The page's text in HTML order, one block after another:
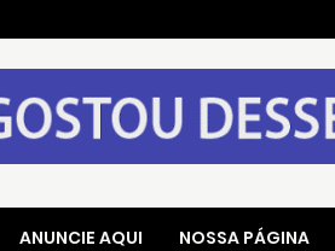
ANUNCIE AQUI NOSSA PÁGINA